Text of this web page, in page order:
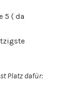
5 ( da
Platz dafür: